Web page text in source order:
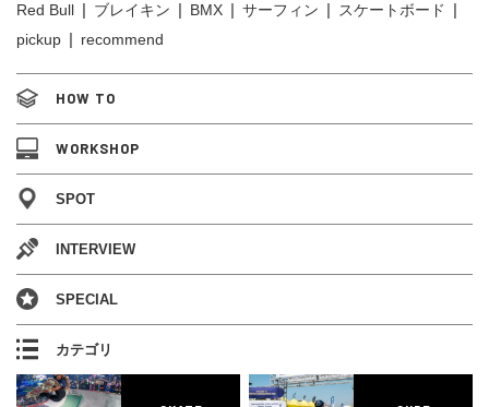
Red Bull
ブレイキン BMX サーフィン
スケートボード
pickup
recommend
HOW TO
WORKSHOP
SPOT
INTERVIEW
SPECIAL
カテゴリ